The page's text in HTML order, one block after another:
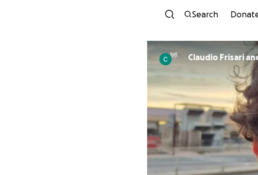
Search
Claudio Frisari